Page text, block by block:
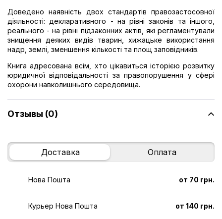
Доведено наявність двох стандартів правозастосовної
діяльності: декларативного - на рівні законів та іншого,
реального - на рівні підзаконних актів, які регламентували
знищення деяких видів тварин, хижацьке використання
надр, землі, зменшення кількості та площ заповідників.
Книга адресована всім, хто цікавиться історією розвитку
юридичної відповідальності за правопорушення у сфері
охорони навколишнього середовища.
Отзывы (0)
Доставка Оплата
Нова Пошта от 70 грн.
Курьер Нова Пошта от 140 грн.